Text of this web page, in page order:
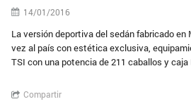
14/01/2016
La versión deportiva del sedán fabricado en
vez al país con estética exclusiva,
TSI con una potencia de 211 caballos y caja
Compartir